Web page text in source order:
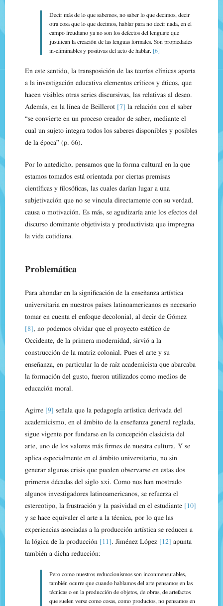
Decir más de lo que sabemos, no saber lo que decimos, decir
otra cosa que lo que decimos, hablar para no decir nada, en el
campo freudiano ya no son los defectos del lenguaje que
justifican la creación de las lenguas formales. Son propiedades
in-eliminables y positivas del acto de hablar. [6]
En este sentido, la transposición de las teorías clínicas aporta
a la investigación educativa elementos críticos y éticos, que
hacen visibles otras series discursivas, las relativas al deseo.
Además, en la línea de Beillerot [7] la relación con el saber
“se convierte en un proceso creador de saber, mediante el
cual un sujeto integra todos los saberes disponibles y posibles
de la época” (p. 66).
Por lo antedicho, pensamos que la forma cultural en la que
estamos tomados está orientada por ciertas premisas
científicas y filosóficas, las cuales darían lugar a una
subjetivación que no se vincula directamente con su verdad,
causa o motivación. Es más, se agudizaría ante los efectos del
discurso dominante objetivista y productivista que impregna
la vida cotidiana.
Problemática
Para ahondar en la significación de la enseñanza artística
universitaria en nuestros países latinoamericanos es necesario
tomar en cuenta el enfoque decolonial, al decir de Gómez
[8], no podemos olvidar que el proyecto estético de
Occidente, de la primera modernidad, sirvió a la
construcción de la matriz colonial. Pues el arte y su
enseñanza, en particular la de raíz academicista que abarcaba
la formación del gusto, fueron utilizados como medios de
educación moral.
Agirre [9] señala que la pedagogía artística derivada del
academicismo, en el ámbito de la enseñanza general reglada,
sigue vigente por fundarse en la concepción clasicista del
arte, uno de los valores más firmes de nuestra cultura. Y se
aplica especialmente en el ámbito universitario, no sin
generar algunas crisis que pueden observarse en estas dos
primeras décadas del siglo xxi. Como nos han mostrado
algunos investigadores latinoamericanos, se refuerza el
estereotipo, la frustración y la pasividad en el estudiante [10]
y se hace equivaler el arte a la técnica, por lo que las
experiencias asociadas a la producción artística se reducen a
la lógica de la producción [11]. Jiménez López [12] apunta
también a dicha reducción:
Pero como nuestros reduccionismos son inconmensurables,
también ocurre que cuando hablamos del arte pensamos en las
técnicas o en la producción de objetos, de obras, de artefactos
que suelen verse como cosas, como productos, no pensamos en